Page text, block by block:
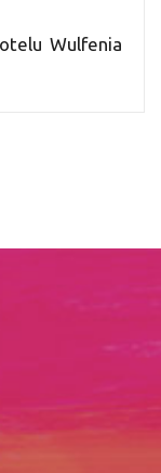
Wulfenia